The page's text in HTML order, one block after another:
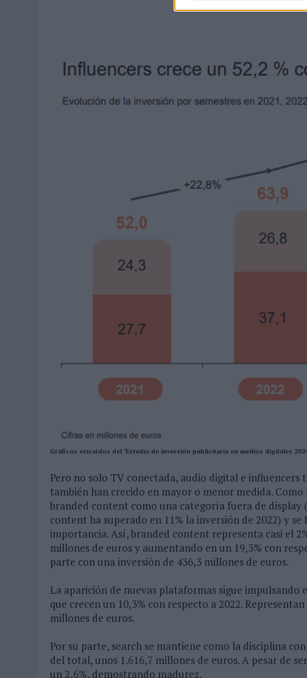
Gráficos extraídos del ‘Estudio de inversión publicitaria en medios digitales
Pero no solo TV conectada, audio digital e influencers
también han crecido en mayor o menor medida.
branded content como una categoría fuera de display
content ha superado en 11% la inversión de 2022) y
importancia. Así, branded content representa casi el
millones de euros y aumentando en un 19,3% con
parte con una inversión de 436,3 millones de euros.
La aparición de nuevas plataformas sigue impulsando
que crecen un 10,3% con respecto a 2022.
millones de euros.
Por su parte, search se mantiene como la disciplina
del total, unos 1.616,7 millones de euros. A pesar de
un 2,6%, demostrando madurez.